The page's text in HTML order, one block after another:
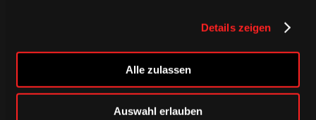
Details zeigen
Alle zulassen
Auswahl erlauben